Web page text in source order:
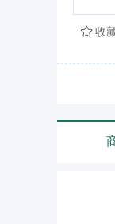
收